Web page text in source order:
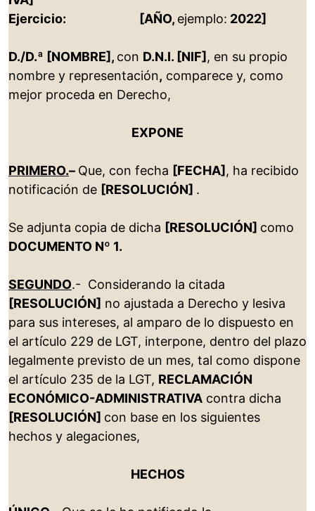
Ejercicio: [AÑO, ejemplo: 2022]
D./D.ª [NOMBRE], con D.N.I. [NIF] , en su propio
nombre y representación, comparece y, como
mejor proceda en Derecho,
EXPONE
PRIMERO.– Que, con fecha [FECHA] , ha recibido
notificación de [RESOLUCIÓN] .
Se adjunta copia de dicha [RESOLUCIÓN] como
DOCUMENTO Nº 1.
SEGUNDO.- Considerando la citada
[RESOLUCIÓN] no ajustada a Derecho y lesiva
para sus intereses, al amparo de lo dispuesto en
el artículo 229 de LGT, interpone, dentro del plazo
legalmente previsto de un mes, tal como dispone
el artículo 235 de la LGT, RECLAMACIÓN
ECONÓMICO-ADMINISTRATIVA contra dicha
[RESOLUCIÓN] con base en los siguientes
hechos y alegaciones,
HECHOS